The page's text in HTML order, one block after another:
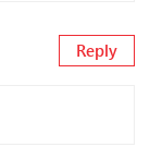
Reply